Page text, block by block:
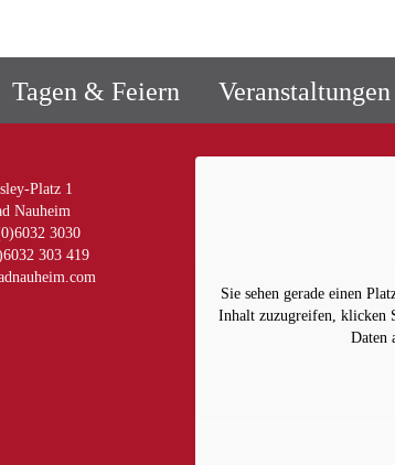
Tagen & Feiern Veranstaltungen
Platz 1
Nauheim
3030
303 419
Sie sehen gerade einen
Inhalt zuzugreifen, klicken
Daten